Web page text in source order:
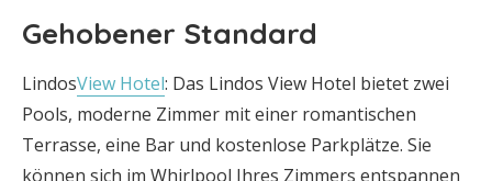
Gehobener Standard
LindosView Hotel: Das Lindos View Hotel bietet zwei
Pools, moderne Zimmer mit einer romantischen
Terrasse, eine Bar und kostenlose Parkplätze. Sie
können sich im Whirlpool Ihres Zimmers entspannen